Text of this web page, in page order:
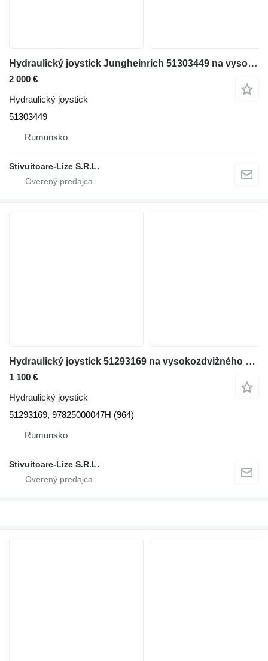
Hydraulický joystick Jungheinrich 51303449 na vysokozdvižného vozíka
2 000 €
Hydraulický joystick
51303449
Rumunsko
Stivuitoare-Lize S.R.L.
Hydraulický joystick 51293169 na vysokozdvižného vozíka Jungheinrich
1 100 €
Hydraulický joystick
51293169, 97825000047H (964)
Rumunsko
Stivuitoare-Lize S.R.L.